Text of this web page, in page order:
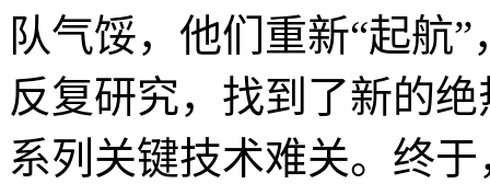
队气馁，他们重新“起航
反复研究，找到了新的
系列关键技术难关。终